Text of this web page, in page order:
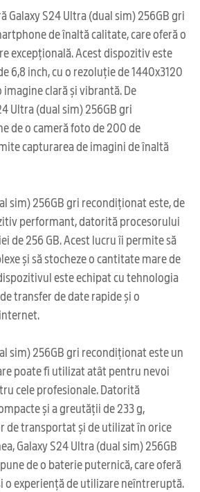
Galaxy S24 Ultra (dual sim) 256GB gri
de înaltă calitate, care oferă o
excepțională. Acest dispozitiv este
6,8 inch, cu o rezoluție de 1440x3120
imagine clară și vibrantă. De
Ultra (dual sim) 256GB gri
de o cameră foto de 200 de
capturarea de imagini de înaltă
sim) 256GB gri recondiționat este, de
performant, datorită procesorului
de 256 GB. Acest lucru îi permite să
și să stocheze o cantitate mare de
este echipat cu tehnologia
transfer de date rapide și o
sim) 256GB gri recondiționat este un
poate fi utilizat atât pentru nevoi
cele profesionale. Datorită
și a greutății de 233 g,
de transportat și de utilizat în orice
Galaxy S24 Ultra (dual sim) 256GB
de o baterie puternică, care oferă
o experiență de utilizare neîntreruptă.